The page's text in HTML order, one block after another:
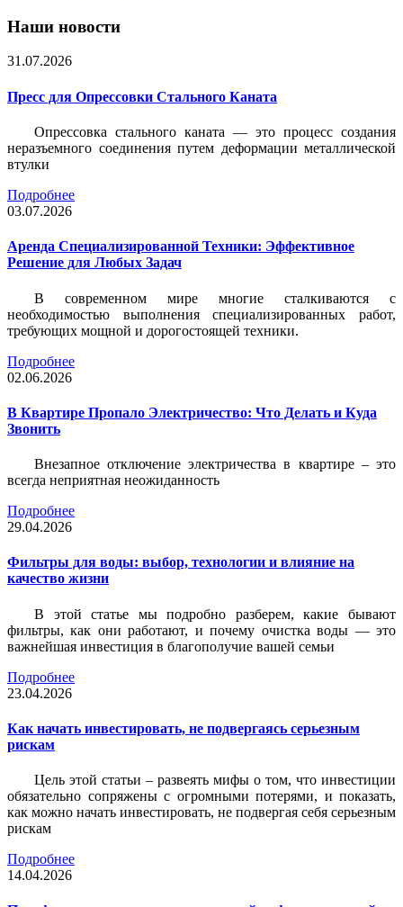
Наши новости
31.07.2026
Пресс для Опрессовки Стального Каната
Опрессовка стального каната — это процесс создания
неразъемного соединения путем деформации металлической
втулки
Подробнее
03.07.2026
Аренда Специализированной Техники: Эффективное
Решение для Любых Задач
В современном мире многие сталкиваются с
необходимостью выполнения специализированных работ,
требующих мощной и дорогостоящей техники.
Подробнее
02.06.2026
В Квартире Пропало Электричество: Что Делать и Куда
Звонить
Внезапное отключение электричества в квартире – это
всегда неприятная неожиданность
Подробнее
29.04.2026
Фильтры для воды: выбор, технологии и влияние на
качество жизни
В этой статье мы подробно разберем, какие бывают
фильтры, как они работают, и почему очистка воды — это
важнейшая инвестиция в благополучие вашей семьи
Подробнее
23.04.2026
Как начать инвестировать, не подвергаясь серьезным
рискам
Цель этой статьи – развеять мифы о том, что инвестиции
обязательно сопряжены с огромными потерями, и показать,
как можно начать инвестировать, не подвергая себя серьезным
рискам
Подробнее
14.04.2026